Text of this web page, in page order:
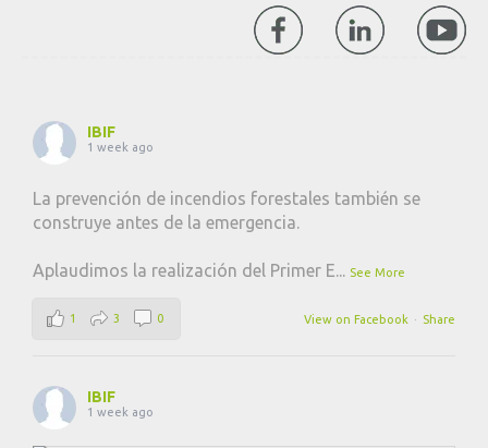
IBIF
1 week ago
La prevención de incendios forestales también se
construye antes de la emergencia.
Aplaudimos la realización del Primer E See More
View on Facebook · Share
1 3 0
IBIF
1 week ago